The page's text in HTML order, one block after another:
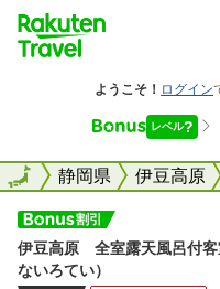
全国静岡県 伊豆高原
全国
伊豆高原 全室露天風呂付
ないろてい）